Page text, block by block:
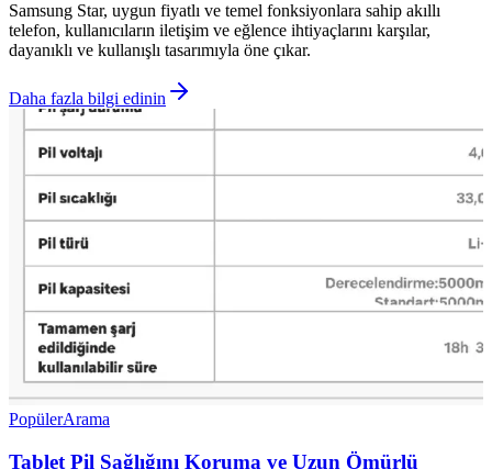
Samsung Star, uygun fiyatlı ve temel fonksiyonlara sahip akıllı
telefon, kullanıcıların iletişim ve eğlence ihtiyaçlarını karşılar,
dayanıklı ve kullanışlı tasarımıyla öne çıkar.
Daha fazla bilgi edinin
PopülerArama
Tablet Pil Sağlığını Koruma ve Uzun Ömürlü